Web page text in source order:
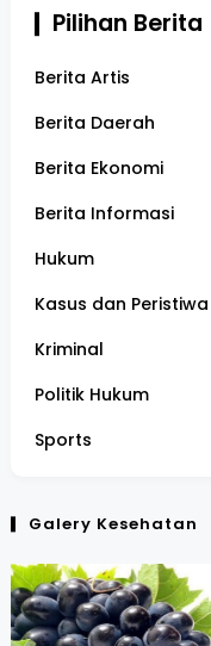
Pilihan Berita
Berita Artis
Berita Daerah
Berita Ekonomi
Berita Informasi
Hukum
Kasus dan Peristiwa
Kriminal
Politik Hukum
Sports
Galery Kesehatan